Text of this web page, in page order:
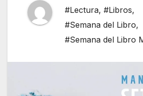
#Lectura, #Libros,
#Semana del Libro,
#Semana del Libro